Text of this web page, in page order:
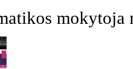
mokytoja